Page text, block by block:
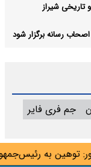
به
تاریخی شیراز
رسانه برگزار شود
جم فری فایر